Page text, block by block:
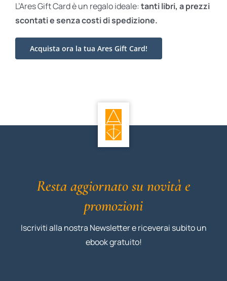
L’Ares Gift Card è un regalo ideale: tanti libri, a prezzi
scontati esenza costi di spedizione.
Acquista ora la tua Ares Gift Card!
Resta aggiornato su novità e
promozioni
Iscriviti alla nostra Newsletter e riceverai subito un
ebook gratuito!